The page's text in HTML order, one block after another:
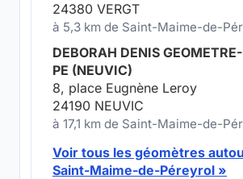
24380 VERGT
à 5,3 km de Saint-Maime-de-
DEBORAH DENIS
PE (NEUVIC)
8, place Eugnène Leroy
24190 NEUVIC
à 17,1 km de Saint-Maime-de-
Voir tous les géomètres
Saint-Maime-de-Péreyrol »